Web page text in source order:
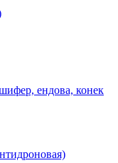
ендова, конек